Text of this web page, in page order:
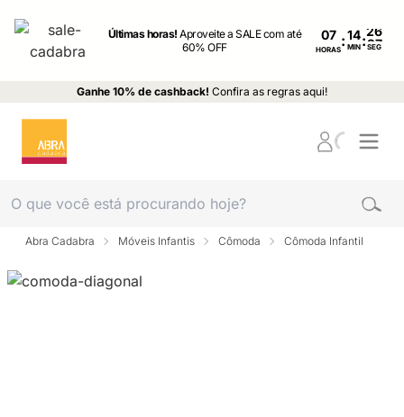
Últimas horas!Aproveite a SALE com até
60% OFF
07
HORAS: MIN : SEG
Ganhe 10% de cashback! Confira as regras aqui!
Abra Cadabra Móveis Infantis Cômoda Cômoda Infantil